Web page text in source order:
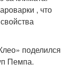
, что
поделился
Пемпа.